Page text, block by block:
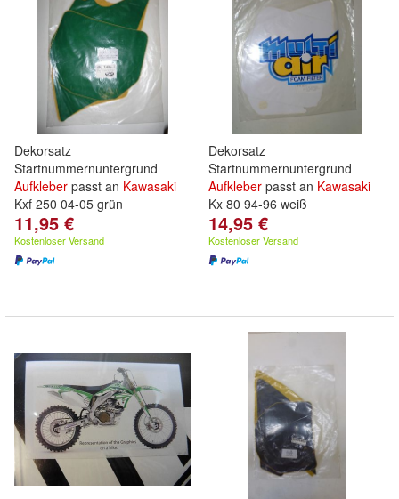
Dekorsatz
Startnummernuntergrund
Aufkleber passt an Kawasaki
Kxf 250 04-05 grün
11,95 €
Kostenloser Versand
Dekorsatz
Startnummernuntergrund
Aufkleber passt an Kawasaki
Kx 80 94-96 weiß
14,95 €
Kostenloser Versand